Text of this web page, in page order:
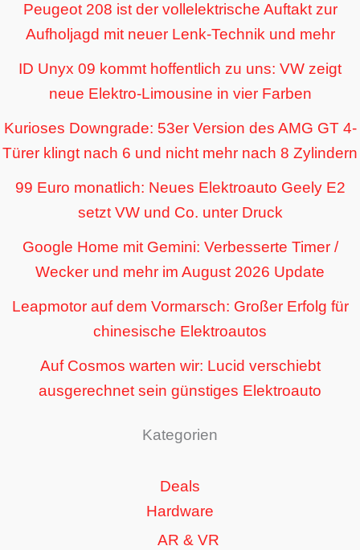
Peugeot 208 ist der vollelektrische Auftakt zur
Aufholjagd mit neuer Lenk-Technik und mehr
ID Unyx 09 kommt hoffentlich zu uns: VW zeigt
neue Elektro-Limousine in vier Farben
Kurioses Downgrade: 53er Version des AMG GT 4-
Türer klingt nach 6 und nicht mehr nach 8 Zylindern
99 Euro monatlich: Neues Elektroauto Geely E2
setzt VW und Co. unter Druck
Google Home mit Gemini: Verbesserte Timer /
Wecker und mehr im August 2026 Update
Leapmotor auf dem Vormarsch: Großer Erfolg für
chinesische Elektroautos
Auf Cosmos warten wir: Lucid verschiebt
ausgerechnet sein günstiges Elektroauto
Kategorien
Deals
Hardware
AR & VR